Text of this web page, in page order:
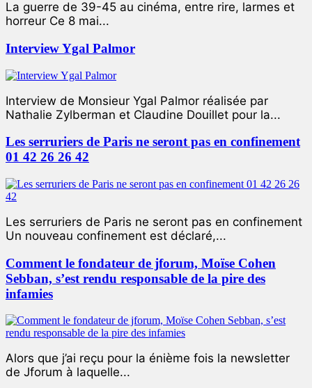
La guerre de 39-45 au cinéma, entre rire, larmes et
horreur Ce 8 mai...
Interview Ygal Palmor
Interview de Monsieur Ygal Palmor réalisée par
Nathalie Zylberman et Claudine Douillet pour la...
Les serruriers de Paris ne seront pas en confinement
01 42 26 26 42
Les serruriers de Paris ne seront pas en confinement
Un nouveau confinement est déclaré,...
Comment le fondateur de jforum, Moïse Cohen
Sebban, s’est rendu responsable de la pire des
infamies
Alors que j’ai reçu pour la énième fois la newsletter
de Jforum à laquelle...